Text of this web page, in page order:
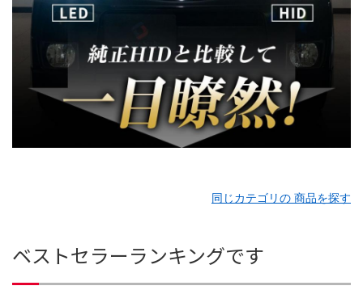
同じカテゴリの 商品を探す
ベストセラーランキングです